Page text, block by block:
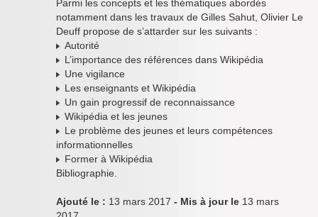
Parmi les concepts et les thématiques abordés
notamment dans les travaux de Gilles Sahut, Olivier Le
Deuff propose de s’attarder sur les suivants :
Autorité
L’importance des références dans Wikipédia
Une vigilance
Les enseignants et Wikipédia
Un gain progressif de reconnaissance
Wikipédia et les jeunes
Le problème des jeunes et leurs compétences
informationnelles
Former à Wikipédia
Bibliographie.
Ajouté le : 13 mars 2017 - Mis à jour le 13 mars